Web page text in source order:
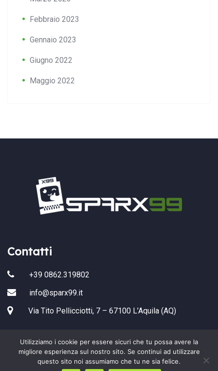
Febbraio 2023
Gennaio 2023
Giugno 2022
Maggio 2022
Contatti
+39 0862.319802
info@sparx99.it
Via Tito Pellicciotti, 7 – 67100 L’Aquila (AQ)
Utilizziamo i cookie per essere sicuri che tu possa avere la
migliore esperienza sul nostro sito. Se continui ad utilizzare
questo sito noi assumiamo che tu ne sia felice.